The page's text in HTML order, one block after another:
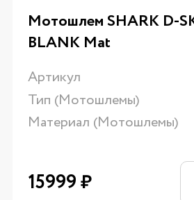
Мотошлем SHARK D-
BLANK Mat
Артикул
Тип (Мотошлемы)
Материал (Мотошлемы)
15999₽